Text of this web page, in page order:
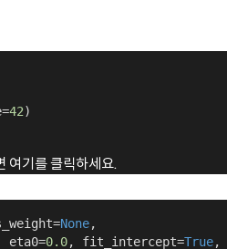
42)
여기를 클릭하세요.
None,
eta0=0.0, fit_intercept=True,